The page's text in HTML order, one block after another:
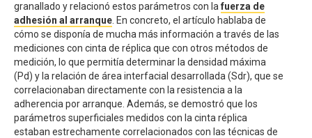
granallado y relacionó estos parámetros con la fuerza de
adhesión al arranque . En concreto, el artículo hablaba de
cómo se disponía de mucha más información a través de las
mediciones con cinta de réplica que con otros métodos de
medición, lo que permitía determinar la densidad máxima
(Pd) y la relación de área interfacial desarrollada (Sdr), que se
correlacionaban directamente con la resistencia a la
adherencia por arranque. Además, se demostró que los
parámetros superficiales medidos con la cinta réplica
estaban estrechamente correlacionados con las técnicas de